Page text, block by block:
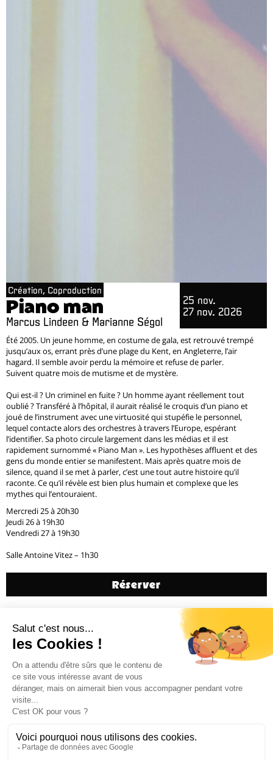
Création, Coproduction
Piano man
Marcus Lindeen & Marianne Ségol
25 nov.
27 nov. 2026
Été 2005. Un jeune homme, en costume de gala, est retrouvé trempé
jusqu’aux os, errant près d’une plage du Kent, en Angleterre, l’air
hagard. Il semble avoir perdu la mémoire et refuse de parler.
Suivent quatre mois de mutisme et de mystère.
Qui est-il ? Un criminel en fuite ? Un homme ayant réellement tout
oublié ? Transféré à l’hôpital, il aurait réalisé le croquis d’un piano et
joué de l’instrument avec une virtuosité qui stupéfie le personnel,
lequel contacte alors des orchestres à travers l’Europe, espérant
l’identifier. Sa photo circule largement dans les médias et il est
rapidement surnommé « Piano Man ». Les hypothèses affluent et des
gens du monde entier se manifestent. Mais après quatre mois de
silence, quand il se met à parler, c’est une tout autre histoire qu’il
raconte. Ce qu’il révèle est bien plus humain et complexe que les
mythes qui l’entouraient.
Mercredi 25 à 20h30
Jeudi 26 à 19h30
Vendredi 27 à 19h30
Salle Antoine Vitez – 1h30
Réserver
Générique
Précédent Suivant
Billetterie 02 38 81 01 00 (du mardi au vendredi de 14h à 18h)
Administration 02 38 62 15 55 –cdn@cdn-orleans.com
CDN Orléans / Centre-Val de Loire Boulevard Pierre Ségelle 45000 Orléans
Mentions légales
Email *